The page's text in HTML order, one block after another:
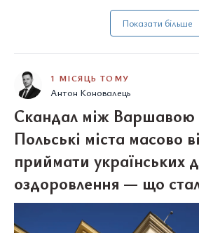
Показати більше
1 МІСЯЦЬ ТОМУ
Антон Коновалець
Скандал між Варшавою
Польські міста масово
приймати українських
оздоровлення — що